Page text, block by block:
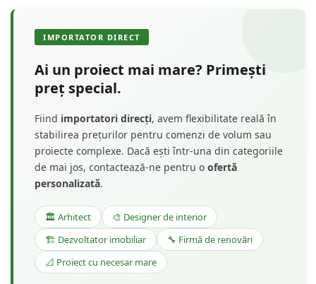
IMPORTATOR DIRECT
Ai un proiect mai mare? Primești
preț special.
Fiind importatori direcți, avem flexibilitate reală în
stabilirea prețurilor pentru comenzi de volum sau
proiecte complexe. Dacă ești într-una din categoriile
de mai jos, contactează-ne pentru o ofertă
personalizată.
🏛️ Arhitect
🎨 Designer de interior
🏗️ Dezvoltator imobiliar
🔧 Firmă de renovări
📐 Proiect cu necesar mare